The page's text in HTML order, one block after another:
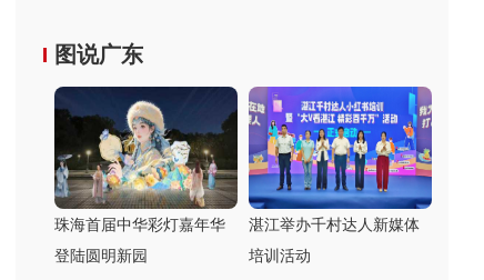
图说广东
珠海首届中华彩灯嘉年华
登陆圆明新园
湛江举办千村达人新媒体
培训活动